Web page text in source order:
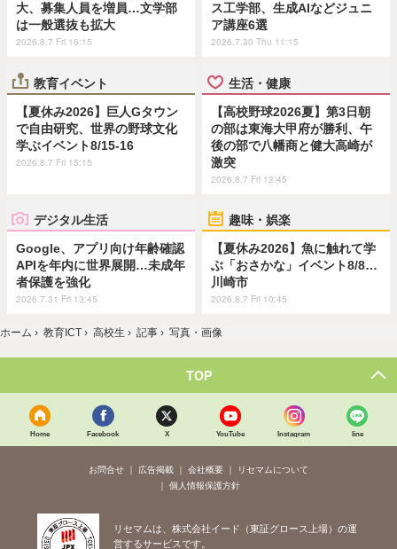
大、募集人員を増員…文学部
は一般選抜も拡大
2026.8.7 Fri 16:15
ス工学部、生成AIなどジュニ
ア講座6選
2026.7.30 Thu 11:15
教育イベント
【夏休み2026】巨人Gタウン
で自由研究、世界の野球文化
学ぶイベント8/15-16
2026.8.7 Fri 15:15
生活・健康
【高校野球2026夏】第3日朝
の部は東海大甲府が勝利、午
後の部で八幡商と健大高崎が
激突
2026.8.7 Fri 12:45
デジタル生活
Google、アプリ向け年齢確認
APIを年内に世界展開…未成年
者保護を強化
2026.7.31 Fri 13:45
趣味・娯楽
【夏休み2026】魚に触れて学
ぶ「おさかな」イベント8/8…
川崎市
2026.8.7 Fri 10:45
ホーム › 教育ICT › 高校生 › 記事 › 写真・画像
TOP
Home Facebook X YouTube Instagram line
お問合せ 広告掲載 会社概要
リセマムについて
個人情報保護方針
リセマムは、株式会社イード（東証グロース上場）の運
営するサービスです。